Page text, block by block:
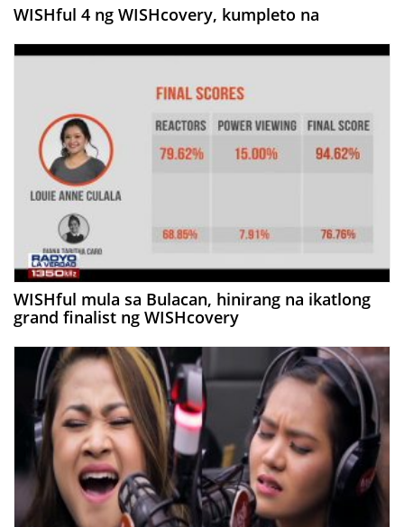
WISHful 4 ng WISHcovery, kumpleto na
WISHful mula sa Bulacan, hinirang na ikatlong
grand finalist ng WISHcovery